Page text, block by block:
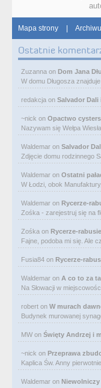
Mapa strony |
Ostatnie
Zuzanna on Dom Jana
W domu Długosza
redakcja on Salvador Dali
~nick on Opactwo
Nazywam się Wełpa
Waldemar on Salvador
Zdjęcie domu rodzinnego
Waldemar on Ostatni
W Łodzi, obok
Waldemar on Rycerze-
Zośka - zarejestruj się na
Zośka on Rycerze-
Fajne, podoba mi się. Ale
Fusia84 on Rycerze-
Waldemar on A co to za
Na Słowacji w
robert on W murach
Budynek murowanej
MW on Święty Andrzej i
~nick on Przeprawa
Kaplica Św. Anny
Waldemar on Niewolniczy